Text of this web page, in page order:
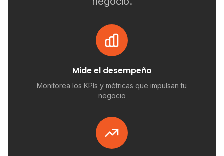
Mide el desempeño
Monitorea los KPIs y métricas que impulsan tu
negocio